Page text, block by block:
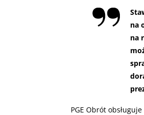
na
na
PGE Obrót